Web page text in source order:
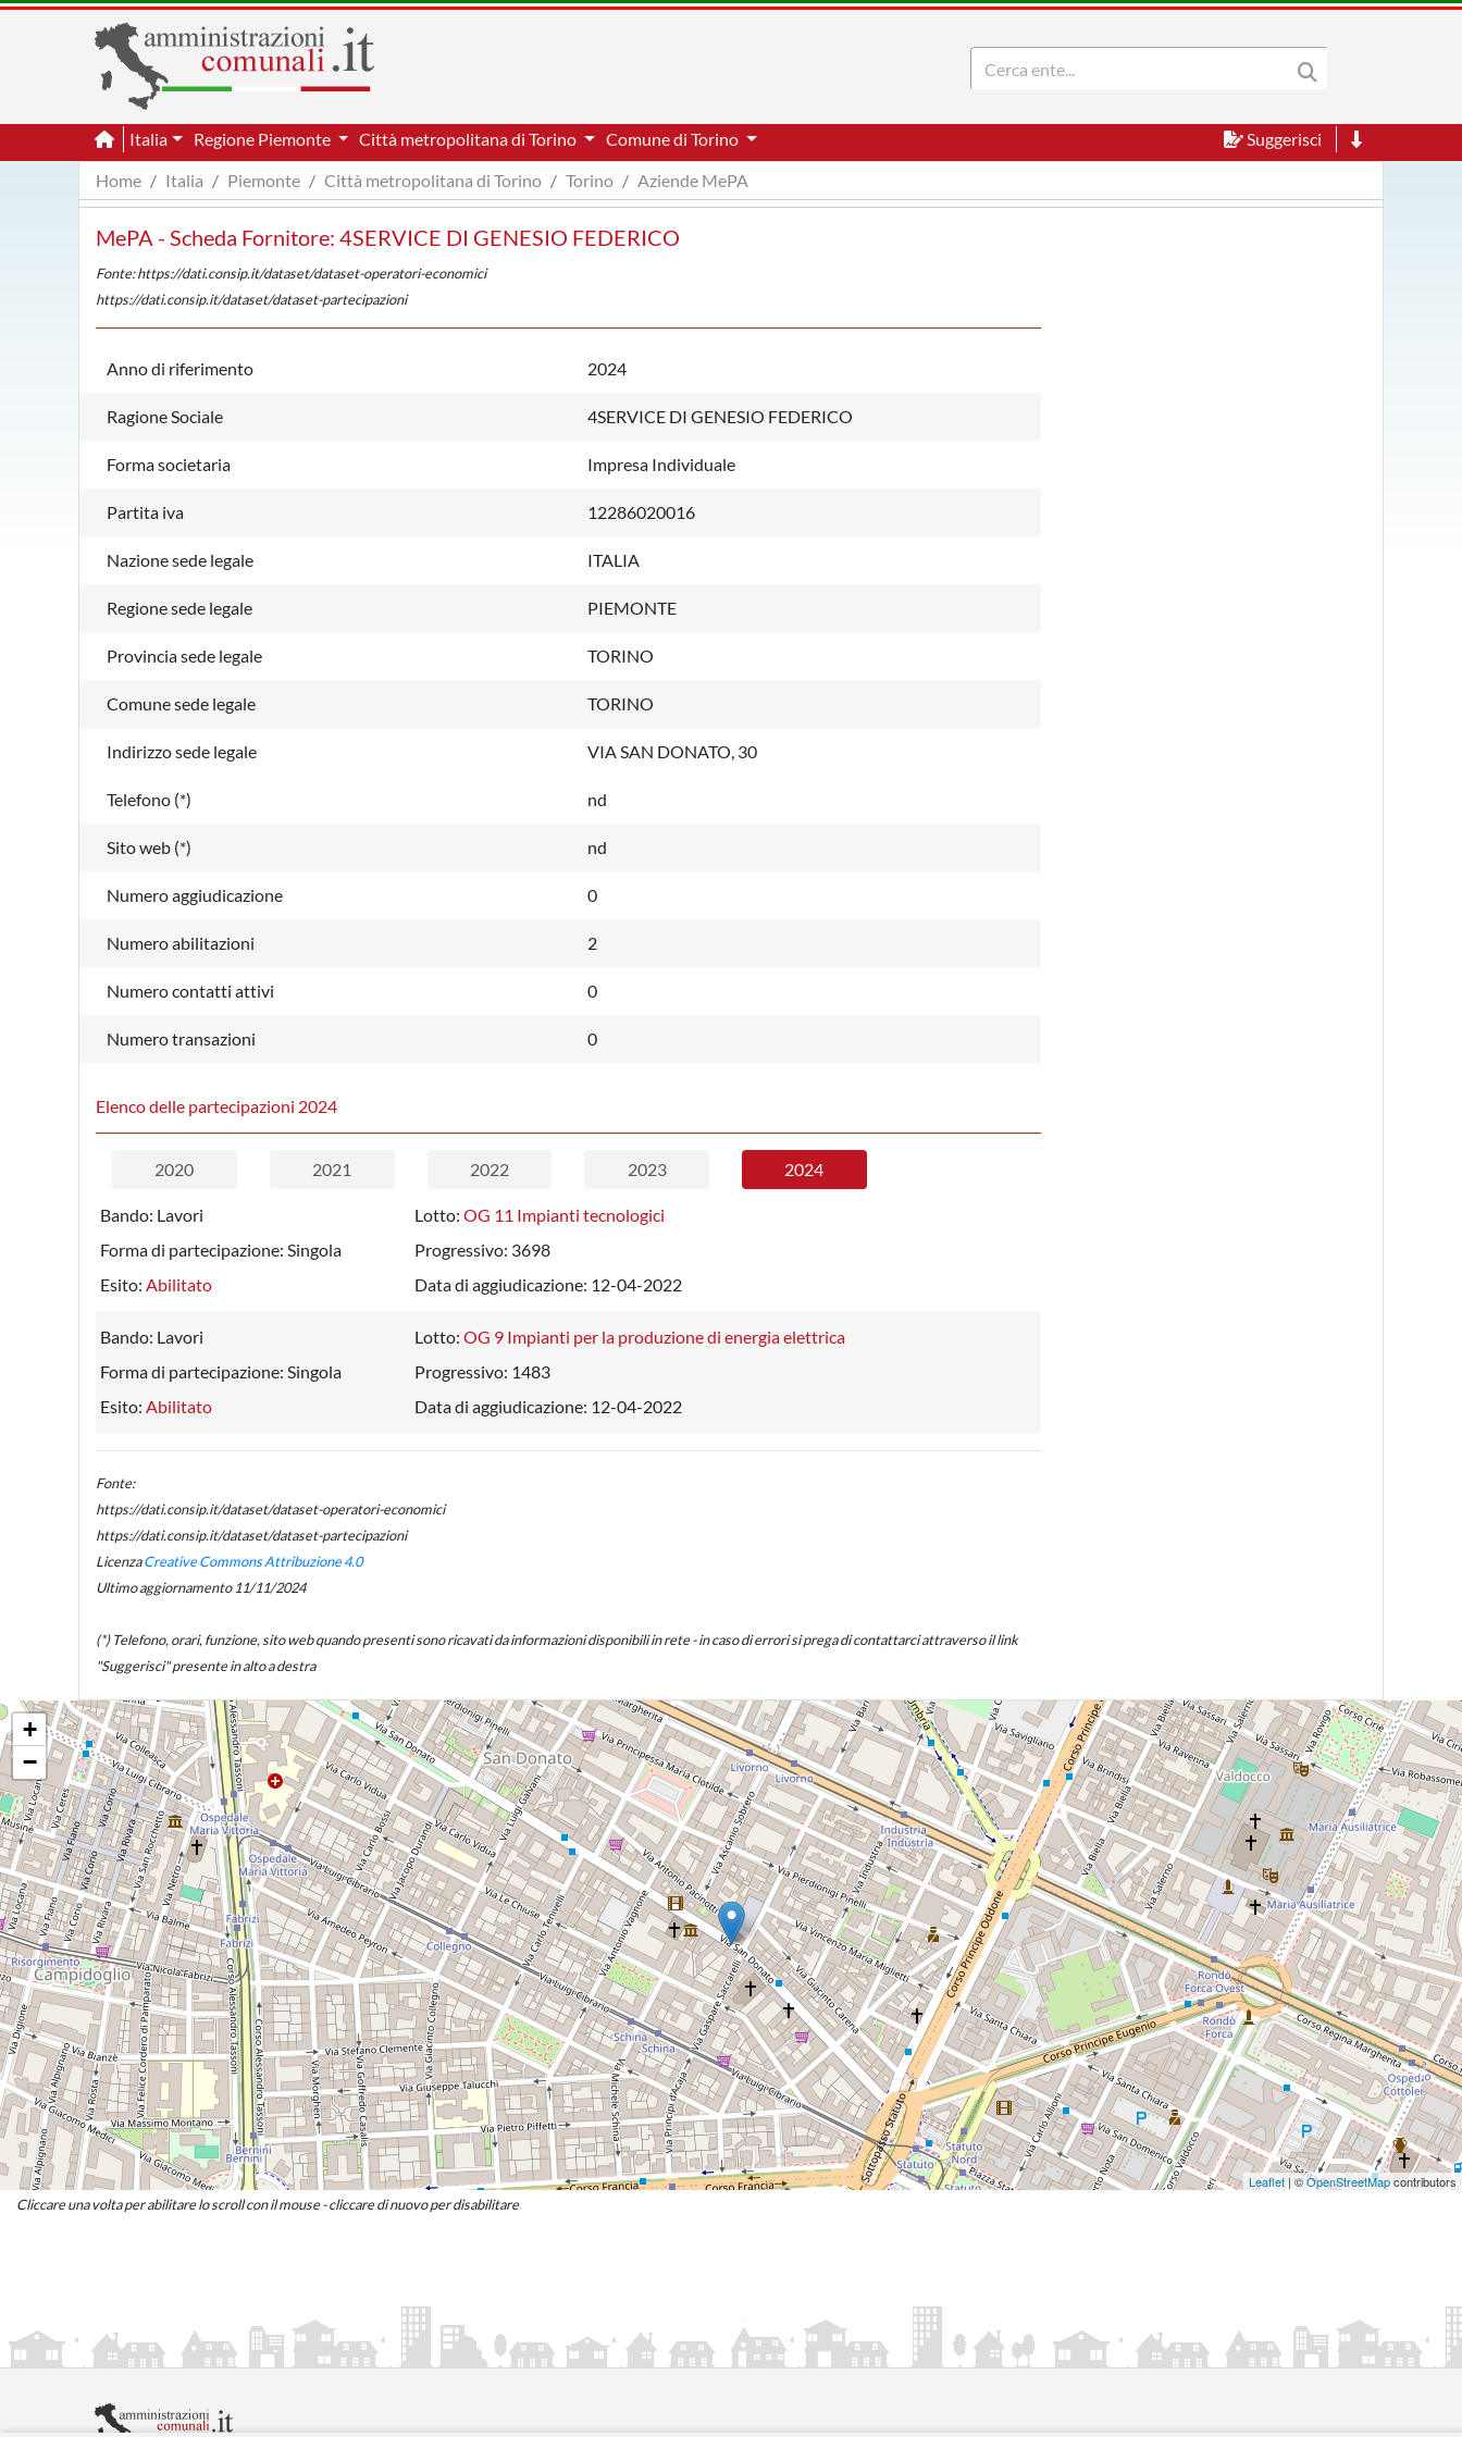
Italia Regione Piemonte Città metropolitana di Torino Comune di Torino
Suggerisci
Home
Italia Piemonte Città metropolitana di Torino Torino Aziende MePA
MePA - Scheda Fornitore: 4SERVICE DI GENESIO FEDERICO
Fonte: https://dati.consip.it/dataset/dataset-operatori-economici
https://dati.consip.it/dataset/dataset-partecipazioni
Anno di riferimento 2024
Ragione Sociale 4SERVICE DI GENESIO FEDERICO
Forma societaria Impresa Individuale
Partita iva 12286020016
Nazione sede legale ITALIA
Regione sede legale PIEMONTE
Provincia sede legale TORINO
Comune sede legale TORINO
Indirizzo sede legale VIA SAN DONATO, 30
Telefono (*) nd
Sito web (*) nd
Numero aggiudicazione 0
Numero abilitazioni 2
Numero contatti attivi 0
Numero transazioni 0
Elenco delle partecipazioni 2024
2020 2021 2022 2023 2024
Bando: Lavori Lotto: OG 11 Impianti tecnologici
Forma di partecipazione: Singola Progressivo: 3698
Esito: Abilitato Data di aggiudicazione: 12-04-2022
Bando: Lavori Lotto: OG 9 Impianti per la produzione di energia elettrica
Forma di partecipazione: Singola Progressivo: 1483
Esito: Abilitato Data di aggiudicazione: 12-04-2022
Fonte:
https://dati.consip.it/dataset/dataset-operatori-economici
https://dati.consip.it/dataset/dataset-partecipazioni
LicenzaCreative Commons Attribuzione 4.0
Ultimo aggiornamento 11/11/2024
(*) Telefono, orari, funzione, sito web quando presenti sono ricavati da informazioni disponibili in rete - in caso di errori si prega di contattarci attraverso il link
"Suggerisci" presente in alto a destra
+
−
Leaflet | ©OpenStreetMapcontributors
Cliccare una volta per abilitare lo scroll con il mouse - cliccare di nuovo per disabilitare